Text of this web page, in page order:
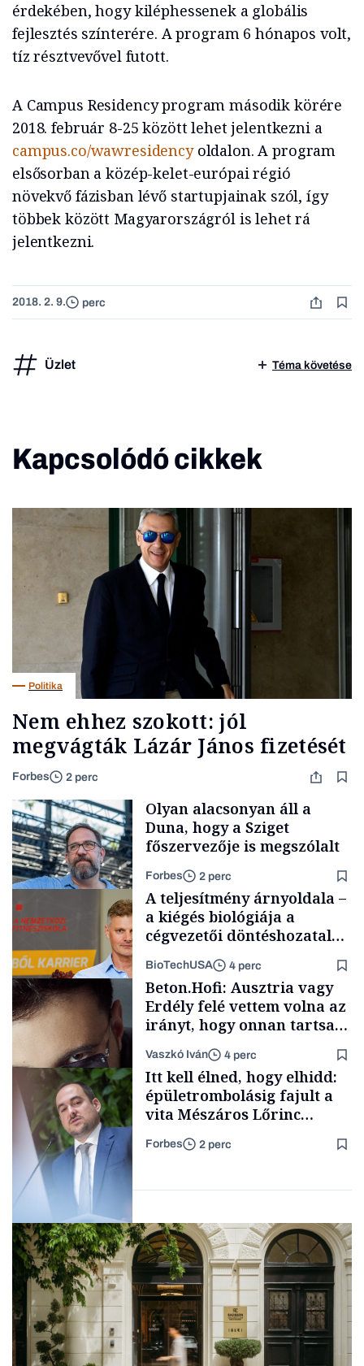
érdekében, hogy kiléphessenek a globális
fejlesztés színterére. A program 6 hónapos volt,
tíz résztvevővel futott.
A Campus Residency program második körére
2018. február 8-25 között lehet jelentkezni a
campus.co/wawresidencyoldalon. A program
elsősorban a közép-kelet-európai régió
növekvő fázisban lévő startupjainak szól, így
többek között Magyarországról is lehet rá
jelentkezni.
2018. 2. 9. perc
Üzlet Téma követése
Kapcsolódó cikkek
Politika
Nem ehhez szokott: jól
megvágták Lázár János fizetését
Forbes 2 perc
Társadalom
Olyan alacsonyan áll a
Duna, hogy a Sziget
főszervezője is megszólalt
Forbes 2 perc
Content Lab HUB
A teljesítmény árnyoldala –
a kiégés biológiája a
cégvezetői döntéshozatal
BioTechUSA 4 perc
Forbes-sztori
Beton.Hofi: Ausztria vagy
Erdély felé vettem volna az
irányt, hogy onnan tartsam
lélegeztetőgépen a magyar
zenét
Vaszkó Iván 4 perc
Magyar cégek
Itt kell élned, hogy elhidd:
épületrombolásig fajult a
vita Mészáros Lőrinc
bizalmasának cégével, most
bíróság előtt az ügy
Forbes 2 perc